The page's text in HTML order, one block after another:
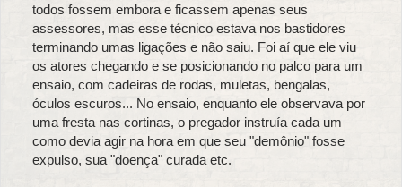
todos fossem embora e ficassem apenas seus
assessores, mas esse técnico estava nos bastidores
terminando umas ligações e não saiu. Foi aí que ele viu
os atores chegando e se posicionando no palco para um
ensaio, com cadeiras de rodas, muletas, bengalas,
óculos escuros... No ensaio, enquanto ele observava por
uma fresta nas cortinas, o pregador instruía cada um
como devia agir na hora em que seu "demônio" fosse
expulso, sua "doença" curada etc.